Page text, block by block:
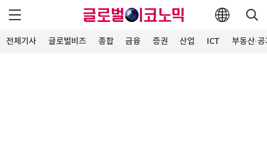
전체기사 글로벌비즈 종합 금융 증권 산업 ICT 부동산·